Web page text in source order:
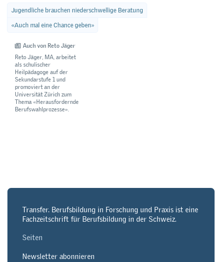
Jugendliche brauchen niederschwellige Beratung
«Auch mal eine Chance geben»
Auch von Reto Jäger
Reto Jäger, MA, arbeitet
als schulischer
Heilpädagoge auf der
Sekundarstufe 1 und
promoviert an der
Universität Zürich zum
Thema «Herausfordernde
Berufswahlprozesse».
Transfer. Berufsbildung in Forschung und Praxis ist eine
Fachzeitschrift für Berufsbildung in der Schweiz.
Seiten
Newsletter abonnieren